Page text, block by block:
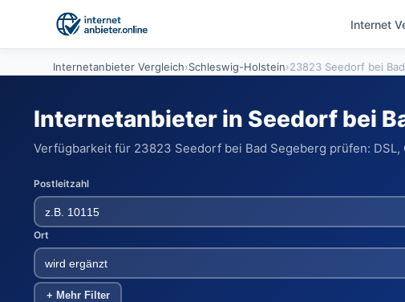
Internet
Internetanbieter Vergleich›Schleswig-Holstein›23823 Seedorf bei
Internetanbieter in Seedorf bei
Verfügbarkeit für 23823 Seedorf bei Bad Segeberg prüfen: DSL,
Postleitzahl
Ort
+ Mehr Filter